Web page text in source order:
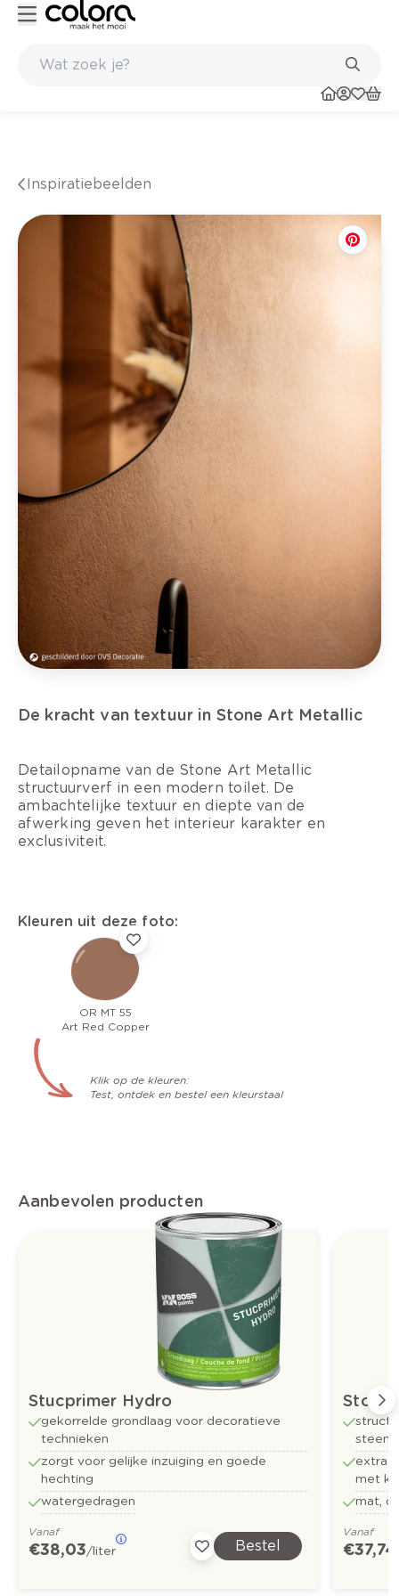
Inspiratiebeelden
De kracht van textuur in Stone Art Metallic
Detailopname van de Stone Art Metallic
structuurverf in een modern toilet. De
ambachtelijke textuur en diepte van de
afwerking geven het interieur karakter en
exclusiviteit.
Kleuren uit deze foto:
OR MT 55
Art Red Copper
Klik op de kleuren:
Test, ontdek en bestel een kleurstaal
Aanbevolen producten
Stucprimer Hydro
gekorrelde grondlaag voor decoratieve
technieken
zorgt voor gelijke inzuiging en goede
hechting
watergedragen
Vanaf
€ 38,03/liter Bestel
Stone
extra
met
mat,
Vanaf
€ 37,74